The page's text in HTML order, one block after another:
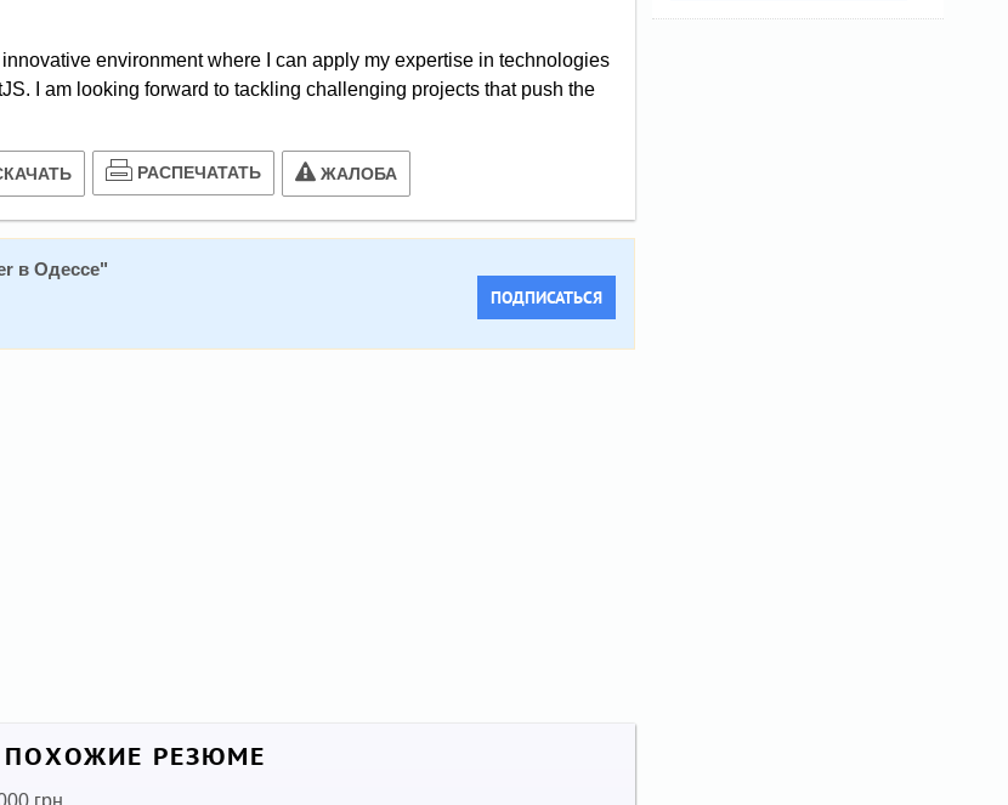
environment where I can apply my expertise in technologies
I am looking forward to tackling challenging projects that push the
РАСПЕЧАТАТЬ ЖАЛОБА
в Одессе"
ПОДПИСАТЬСЯ
РЕЗЮМЕ
грн.